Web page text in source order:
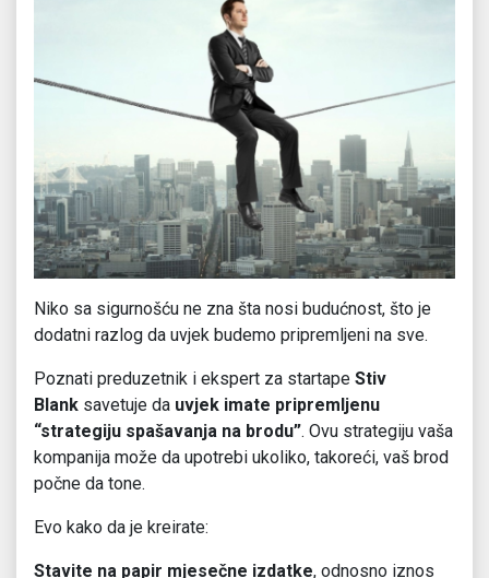
Niko sa sigurnošću ne zna šta nosi budućnost, što je
dodatni razlog da uvjek budemo pripremljeni na sve.
Poznati preduzetnik i ekspert za startape Stiv
Blank savetuje da uvjek imate pripremljenu
“strategiju spašavanja na brodu”. Ovu strategiju vaša
kompanija može da upotrebi ukoliko, takoreći, vaš brod
počne da tone.
Evo kako da je kreirate:
Stavite na papir mjesečne izdatke, odnosno iznos